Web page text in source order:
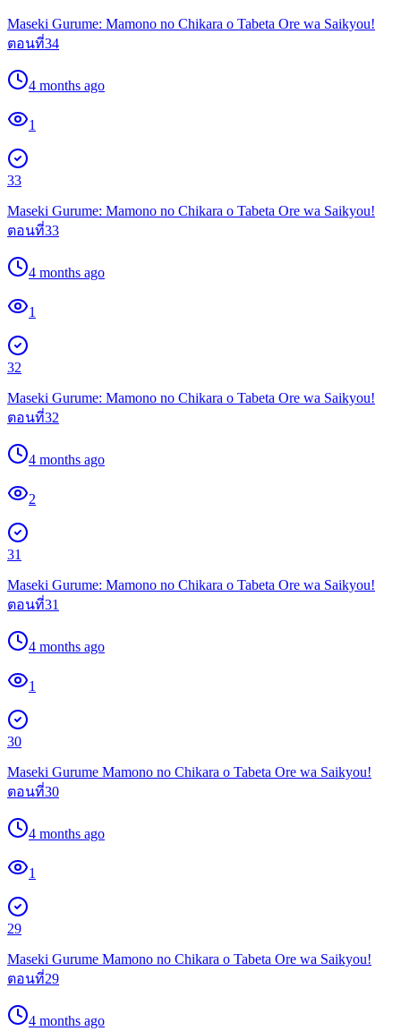
Maseki Gurume: Mamono no Chikara o Tabeta Ore wa Saikyou!
ตอนที่34
4 months ago
1
33
Maseki Gurume: Mamono no Chikara o Tabeta Ore wa Saikyou!
ตอนที่33
4 months ago
1
32
Maseki Gurume: Mamono no Chikara o Tabeta Ore wa Saikyou!
ตอนที่32
4 months ago
2
31
Maseki Gurume: Mamono no Chikara o Tabeta Ore wa Saikyou!
ตอนที่31
4 months ago
1
30
Maseki Gurume Mamono no Chikara o Tabeta Ore wa Saikyou!
ตอนที่30
4 months ago
1
29
Maseki Gurume Mamono no Chikara o Tabeta Ore wa Saikyou!
ตอนที่29
4 months ago